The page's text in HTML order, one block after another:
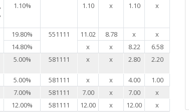
1.10% 1.10 х 1.10 х
19.80% 551111 11.02 8.78 х
х
14.80%
х х 8.22
6.58
5.00% 581111 х х 2.80 2.20
5.00% 581111 х х 4.00
1.00
7.00% 581111 7.00 х 7.00
х
12.00% 581111 12.00 х 12.00
х